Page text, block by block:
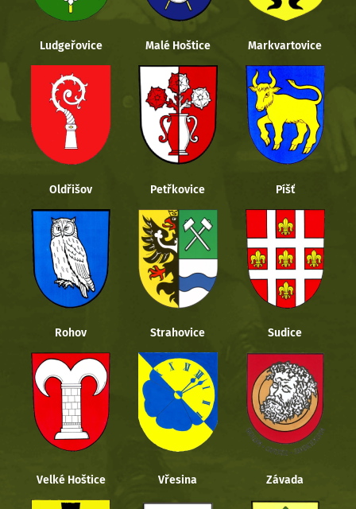
Ludgeřovice Malé Hoštice Markvartovice
Oldřišov Petřkovice Píšť
Rohov Strahovice Sudice
Velké Hoštice Vřesina Závada